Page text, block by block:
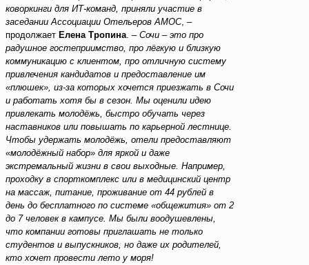
коворкинги для ИТ-команд, приняли участие в
заседании Ассоциации Отельеров АМОС, –
продолжает Елена Тропина. – Сочи – это про
радушное гостеприимство, про лёгкую и близкую
коммуникацию с клиентом, про отличную систему
привлечения кандидатов и предоставление им
«плюшек», из-за которых хочется приезжать в Сочи
и работать хотя бы в сезон. Мы оценили идею
привлекать молодёжь, быстро обучать через
наставников или повышать по карьерной лестнице.
Чтобы удержать молодёжь, отели предоставляют
«молодёжный набор» для яркой и даже
экстремальный жизни в свои выходные. Например,
проходку в спорткомплекс или в медицинский центр
на массаж, питание, проживание от 44 рублей в
день до бесплатного по системе «общежития» от 2
до 7 человек в кампусе. Мы были воодушевлены,
что компании готовы приглашать не только
студентов и выпускников, но даже их родителей,
кто хочет провести лето у моря!